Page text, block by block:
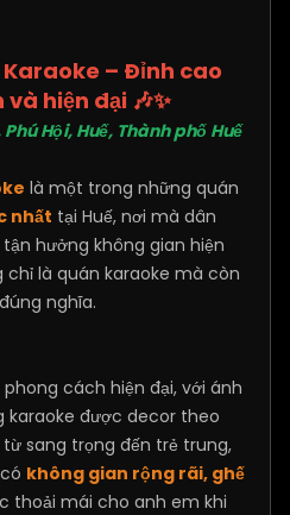
Karaoke – Đỉnh cao
và hiện đại 🎶✨
Hội, Huế, Thành phố Huế
là một trong những quán
nhất tại Huế, nơi mà dân
hưởng không gian hiện
chỉ là quán karaoke mà còn
nghĩa.
cách hiện đại, với ánh
karaoke được decor theo
sang trọng đến trẻ trung,
không gian rộng rãi, ghế
thoải mái cho anh em khi